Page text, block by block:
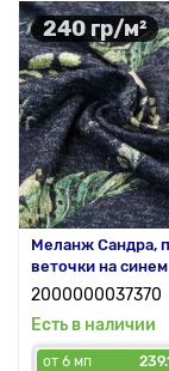
240 гр/м²
Меланж Сандра,
веточки на синем
2000000037370
Есть в наличии
от 6 мп